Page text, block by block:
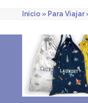
Início» Para Viajar